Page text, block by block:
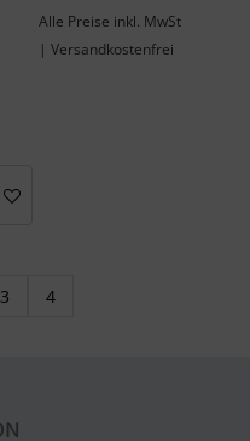
Alle Preise inkl. MwSt
| Versandkostenfrei
3 4